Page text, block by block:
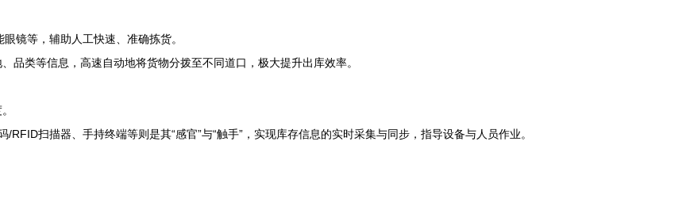
镜等，辅助人工快速、准确拣货。
品类等信息，高速自动地将货物分拨至不同道口，极大提升出库效率。
/RFID扫描器、手持终端等则是其“感官”与“触手”，实现库存信息的实时采集与同步，指导设备与人员作业。